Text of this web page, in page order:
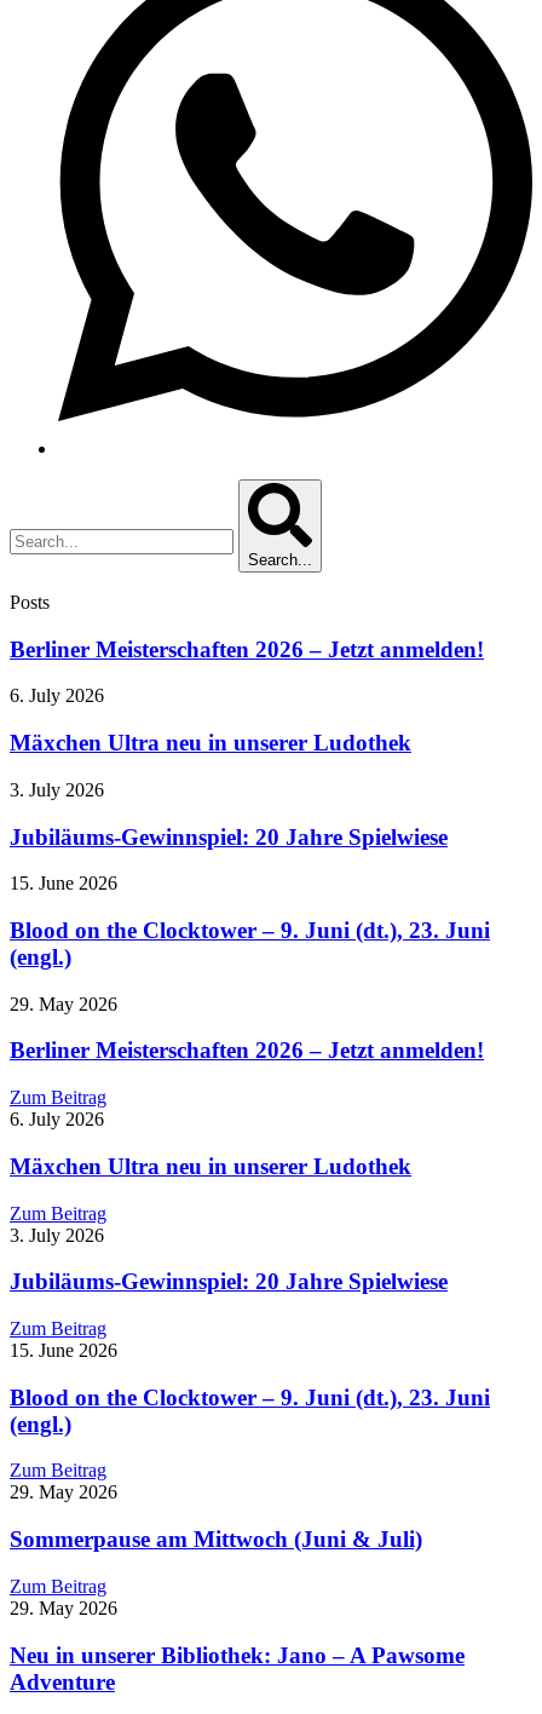
Search...
Posts
Berliner Meisterschaften 2026 – Jetzt anmelden!
6. July 2026
Mäxchen Ultra neu in unserer Ludothek
3. July 2026
Jubiläums-Gewinnspiel: 20 Jahre Spielwiese
15. June 2026
Blood on the Clocktower – 9. Juni (dt.), 23. Juni
(engl.)
29. May 2026
Berliner Meisterschaften 2026 – Jetzt anmelden!
Zum Beitrag
6. July 2026
Mäxchen Ultra neu in unserer Ludothek
Zum Beitrag
3. July 2026
Jubiläums-Gewinnspiel: 20 Jahre Spielwiese
Zum Beitrag
15. June 2026
Blood on the Clocktower – 9. Juni (dt.), 23. Juni
(engl.)
Zum Beitrag
29. May 2026
Sommerpause am Mittwoch (Juni & Juli)
Zum Beitrag
29. May 2026
Neu in unserer Bibliothek: Jano – A Pawsome
Adventure